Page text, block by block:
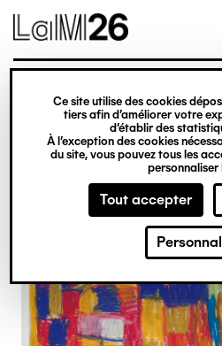
Gestion des cookies
Ce site utilise des cookies
tiers afin d’améliorer votre
d’établir des
À l’exception des cookies
du site, vous pouvez tous les
personnaliser
Tout accepter
contenu